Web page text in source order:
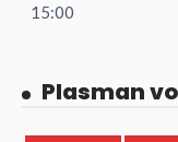
15:00
Plasman